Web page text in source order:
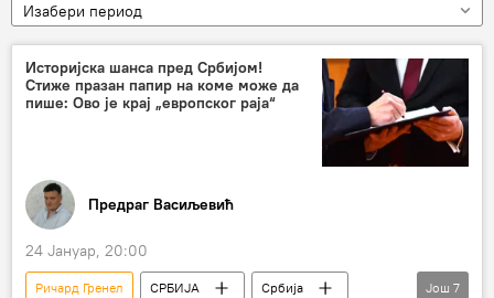
Изабери период
Историјска шанса пред Србијом!
Стиже празан папир на коме може да
пише: Ово је крај „европског раја“
Предраг Васиљевић
24 Јануар, 20:00
Ричард Гренел СРБИЈА
Србија
Још 7